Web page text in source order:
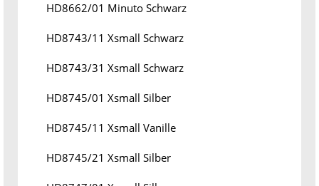
HD8662/01 Minuto Schwarz
HD8743/11 Xsmall Schwarz
HD8743/31 Xsmall Schwarz
HD8745/01 Xsmall Silber
HD8745/11 Xsmall Vanille
HD8745/21 Xsmall Silber